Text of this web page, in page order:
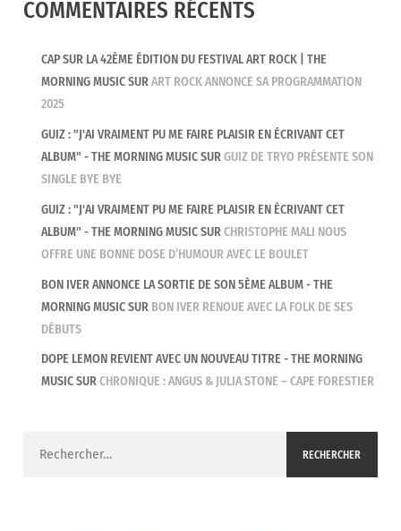
COMMENTAIRES RÉCENTS
CAP SUR LA 42ÈME ÉDITION DU FESTIVAL ART ROCK | THE
MORNING MUSICSURART ROCK ANNONCE SA PROGRAMMATION
2025
GUIZ : "J'AI VRAIMENT PU ME FAIRE PLAISIR EN ÉCRIVANT CET
ALBUM" - THE MORNING MUSICSURGUIZ DE TRYO PRÉSENTE SON
SINGLE BYE BYE
GUIZ : "J'AI VRAIMENT PU ME FAIRE PLAISIR EN ÉCRIVANT CET
ALBUM" - THE MORNING MUSICSURCHRISTOPHE MALI NOUS
OFFRE UNE BONNE DOSE D’HUMOUR AVEC LE BOULET
BON IVER ANNONCE LA SORTIE DE SON 5ÈME ALBUM - THE
MORNING MUSICSUR BON IVER RENOUE AVEC LA FOLK DE SES
DÉBUTS
DOPE LEMON REVIENT AVEC UN NOUVEAU TITRE - THE MORNING
MUSICSURCHRONIQUE : ANGUS & JULIA STONE – CAPE FORESTIER